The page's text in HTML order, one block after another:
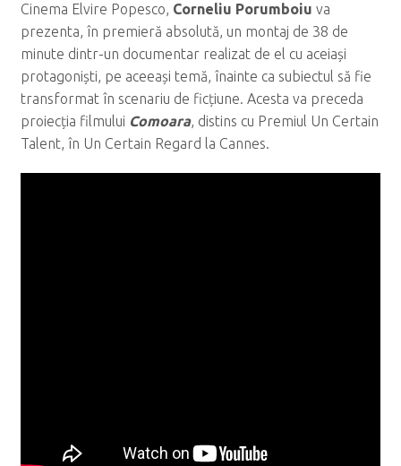
Cinema Elvire Popesco, Corneliu Porumboiu va
prezenta, în premieră absolută, un montaj de 38 de
minute dintr-un documentar realizat de el cu aceiași
protagoniști, pe aceeași temă, înainte ca subiectul să fie
transformat în scenariu de ficțiune. Acesta va preceda
proiecția filmului Comoara, distins cu Premiul Un Certain
Talent, în Un Certain Regard la Cannes.